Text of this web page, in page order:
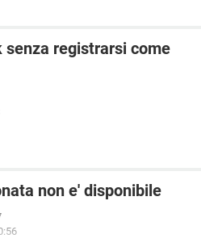
senza registrarsi come
non e' disponibile